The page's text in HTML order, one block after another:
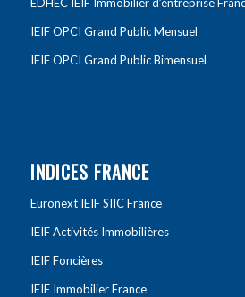
IEIF OPCI Grand Public Mensuel
IEIF OPCI Grand Public Bimensuel
INDICES FRANCE
Euronext IEIF SIIC France
IEIF Activités Immobilières
IEIF Foncières
IEIF Immobilier France